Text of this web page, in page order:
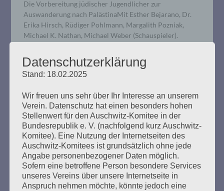
Die Vorbereitung jüdischer Jugendlicher zur
Auswanderung nach PalästinaMit Esther Bejarano, Dr.
Erika Hirsch, Rüdiger Pohlmann, Margalith Pozniak,
Michael K. Nathan, Michael Weber (Schauspieler).
Begleitung: A Mekhaye: Maike Spieker (Klarinette), Taly
Almagor (Geige, Gesang), Stefan Goreiski
(Knopfakkordeon, Gesang) und Shekib Mosadeq
eigener Hände Arbeit und…
mehr ...
GEGEN DAS VERGESSEN
Datenschutzerklärung
Stand: 18.02.2025
Wir freuen uns sehr über Ihr Interesse an unserem
Verein. Datenschutz hat einen besonders hohen
Stellenwert für den Auschwitz-Komitee in der
Bundesrepublik e. V. (nachfolgend kurz Auschwitz-
Komitee). Eine Nutzung der Internetseiten des
Auschwitz-Komitees ist grundsätzlich ohne jede
Angabe personenbezogener Daten möglich.
Sofern eine betroffene Person besondere Services
unseres Vereins über unsere Internetseite in
Anspruch nehmen möchte, könnte jedoch eine